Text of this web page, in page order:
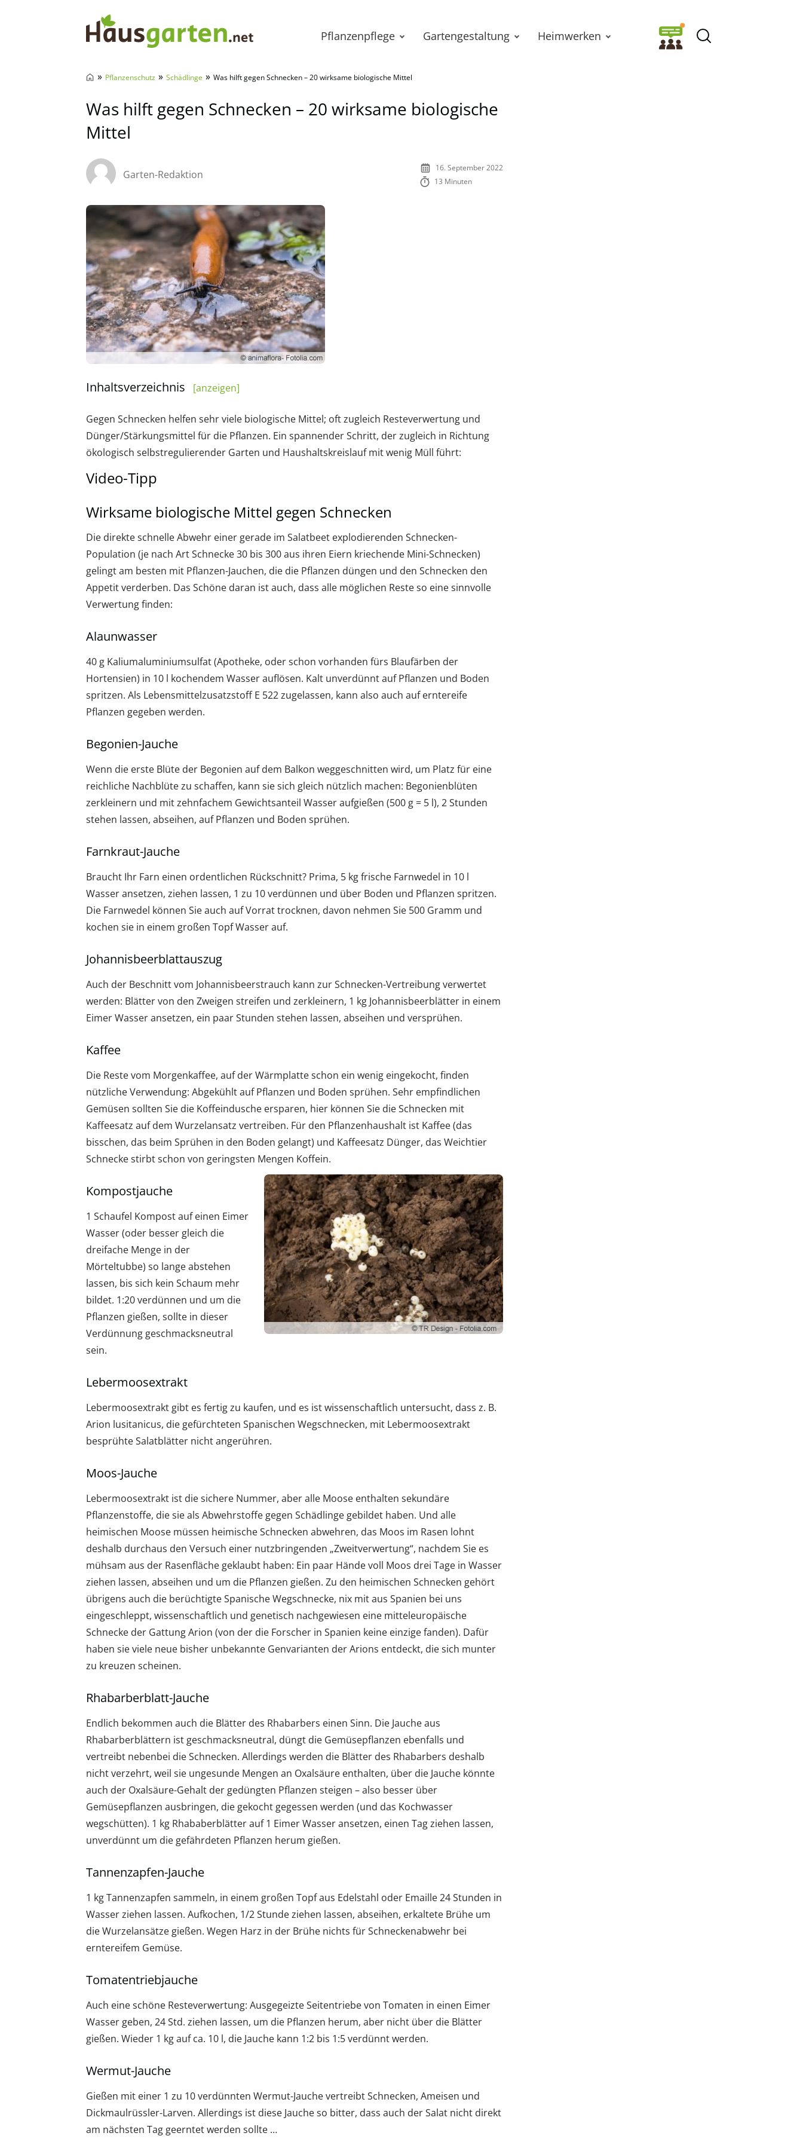
Pflanzenpflege Gartengestaltung Heimwerken
» Pflanzenschutz » Schädlinge » Was hilft gegen Schnecken – 20 wirksame biologische Mittel
Was hilft gegen Schnecken – 20 wirksame biologische
Mittel
Garten-Redaktion
16. September 2022
13 Minuten
Inhaltsverzeichnis [anzeigen]
Gegen Schnecken helfen sehr viele biologische Mittel; oft zugleich Resteverwertung und
Dünger/Stärkungsmittel für die Pflanzen. Ein spannender Schritt, der zugleich in Richtung
ökologisch selbstregulierender Garten und Haushaltskreislauf mit wenig Müll führt:
Video-Tipp
Wirksame biologische Mittel gegen Schnecken
Die direkte schnelle Abwehr einer gerade im Salatbeet explodierenden Schnecken-
Population (je nach Art Schnecke 30 bis 300 aus ihren Eiern kriechende Mini-Schnecken)
gelingt am besten mit Pflanzen-Jauchen, die die Pflanzen düngen und den Schnecken den
Appetit verderben. Das Schöne daran ist auch, dass alle möglichen Reste so eine sinnvolle
Verwertung finden:
Alaunwasser
40 g Kaliumaluminiumsulfat (Apotheke, oder schon vorhanden fürs Blaufärben der
Hortensien) in 10 l kochendem Wasser auflösen. Kalt unverdünnt auf Pflanzen und Boden
spritzen. Als Lebensmittelzusatzstoff E 522 zugelassen, kann also auch auf erntereife
Pflanzen gegeben werden.
Begonien-Jauche
Wenn die erste Blüte der Begonien auf dem Balkon weggeschnitten wird, um Platz für eine
reichliche Nachblüte zu schaffen, kann sie sich gleich nützlich machen: Begonienblüten
zerkleinern und mit zehnfachem Gewichtsanteil Wasser aufgießen (500 g = 5 l), 2 Stunden
stehen lassen, abseihen, auf Pflanzen und Boden sprühen.
Farnkraut-Jauche
Braucht Ihr Farn einen ordentlichen Rückschnitt? Prima, 5 kg frische Farnwedel in 10 l
Wasser ansetzen, ziehen lassen, 1 zu 10 verdünnen und über Boden und Pflanzen spritzen.
Die Farnwedel können Sie auch auf Vorrat trocknen, davon nehmen Sie 500 Gramm und
kochen sie in einem großen Topf Wasser auf.
Johannisbeerblattauszug
Auch der Beschnitt vom Johannisbeerstrauch kann zur Schnecken-Vertreibung verwertet
werden: Blätter von den Zweigen streifen und zerkleinern, 1 kg Johannisbeerblätter in einem
Eimer Wasser ansetzen, ein paar Stunden stehen lassen, abseihen und versprühen.
Kaffee
Die Reste vom Morgenkaffee, auf der Wärmplatte schon ein wenig eingekocht, finden
nützliche Verwendung: Abgekühlt auf Pflanzen und Boden sprühen. Sehr empfindlichen
Gemüsen sollten Sie die Koffeindusche ersparen, hier können Sie die Schnecken mit
Kaffeesatz auf dem Wurzelansatz vertreiben. Für den Pflanzenhaushalt ist Kaffee (das
bisschen, das beim Sprühen in den Boden gelangt) und Kaffeesatz Dünger, das Weichtier
Schnecke stirbt schon von geringsten Mengen Koffein.
Kompostjauche
1 Schaufel Kompost auf einen Eimer
Wasser (oder besser gleich die
dreifache Menge in der
Mörteltubbe) so lange abstehen
lassen, bis sich kein Schaum mehr
bildet. 1:20 verdünnen und um die
Pflanzen gießen, sollte in dieser
Verdünnung geschmacksneutral
sein.
Lebermoosextrakt
Lebermoosextrakt gibt es fertig zu kaufen, und es ist wissenschaftlich untersucht, dass z. B.
Arion lusitanicus, die gefürchteten Spanischen Wegschnecken, mit Lebermoosextrakt
besprühte Salatblätter nicht angerühren.
Moos-Jauche
Lebermoosextrakt ist die sichere Nummer, aber alle Moose enthalten sekundäre
Pflanzenstoffe, die sie als Abwehrstoffe gegen Schädlinge gebildet haben. Und alle
heimischen Moose müssen heimische Schnecken abwehren, das Moos im Rasen lohnt
deshalb durchaus den Versuch einer nutzbringenden „Zweitverwertung“, nachdem Sie es
mühsam aus der Rasenfläche geklaubt haben: Ein paar Hände voll Moos drei Tage in Wasser
ziehen lassen, abseihen und um die Pflanzen gießen. Zu den heimischen Schnecken gehört
übrigens auch die berüchtigte Spanische Wegschnecke, nix mit aus Spanien bei uns
eingeschleppt, wissenschaftlich und genetisch nachgewiesen eine mitteleuropäische
Schnecke der Gattung Arion (von der die Forscher in Spanien keine einzige fanden). Dafür
haben sie viele neue bisher unbekannte Genvarianten der Arions entdeckt, die sich munter
zu kreuzen scheinen.
Rhabarberblatt-Jauche
Endlich bekommen auch die Blätter des Rhabarbers einen Sinn. Die Jauche aus
Rhabarberblättern ist geschmacksneutral, düngt die Gemüsepflanzen ebenfalls und
vertreibt nebenbei die Schnecken. Allerdings werden die Blätter des Rhabarbers deshalb
nicht verzehrt, weil sie ungesunde Mengen an Oxalsäure enthalten, über die Jauche könnte
auch der Oxalsäure-Gehalt der gedüngten Pflanzen steigen – also besser über
Gemüsepflanzen ausbringen, die gekocht gegessen werden (und das Kochwasser
wegschütten). 1 kg Rhababerblätter auf 1 Eimer Wasser ansetzen, einen Tag ziehen lassen,
unverdünnt um die gefährdeten Pflanzen herum gießen.
Tannenzapfen-Jauche
1 kg Tannenzapfen sammeln, in einem großen Topf aus Edelstahl oder Emaille 24 Stunden in
Wasser ziehen lassen. Aufkochen, 1/2 Stunde ziehen lassen, abseihen, erkaltete Brühe um
die Wurzelansätze gießen. Wegen Harz in der Brühe nichts für Schneckenabwehr bei
erntereifem Gemüse.
Tomatentriebjauche
Auch eine schöne Resteverwertung: Ausgegeizte Seitentriebe von Tomaten in einen Eimer
Wasser geben, 24 Std. ziehen lassen, um die Pflanzen herum, aber nicht über die Blätter
gießen. Wieder 1 kg auf ca. 10 l, die Jauche kann 1:2 bis 1:5 verdünnt werden.
Wermut-Jauche
Gießen mit einer 1 zu 10 verdünnten Wermut-Jauche vertreibt Schnecken, Ameisen und
Dickmaulrüssler-Larven. Allerdings ist diese Jauche so bitter, dass auch der Salat nicht direkt
am nächsten Tag geerntet werden sollte …